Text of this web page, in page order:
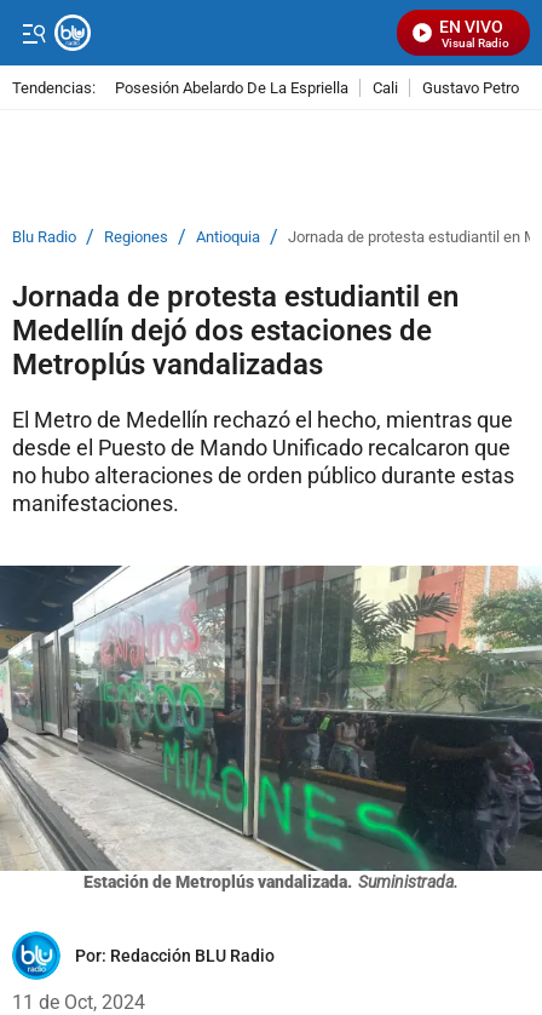
EN VIVO
Señal Visual Radio
Tendencias: Posesión Abelardo De La Espriella Cali Gustavo Petro
Blu Radio / Regiones / Antioquia / Jornada de protesta estudiantil en
Jornada de protesta estudiantil en
Medellín dejó dos estaciones de
Metroplús vandalizadas
El Metro de Medellín rechazó el hecho, mientras que
desde el Puesto de Mando Unificado recalcaron que
no hubo alteraciones de orden público durante estas
manifestaciones.
Estación de Metroplús vandalizada. Suministrada.
Por: Redacción BLU Radio
11 de Oct, 2024